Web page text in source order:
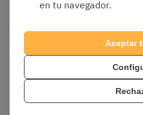
ficheros.
Hojas de cálculo: Excel
funciones y utilidades.
Configuración.
datos. Fórmulas y
Gestión de datos.
en tu navegador.
Aceptar